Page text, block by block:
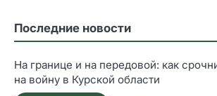
Последние новости
На границе и на передовой: как
на войну в Курской области